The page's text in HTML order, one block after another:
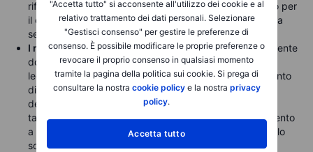
"Accetta tutto" si acconsente all'utilizzo dei cookie e al
relativo trattamento dei dati personali. Selezionare
"Gestisci consenso" per gestire le preferenze di
consenso. È possibile modificare le proprie preferenze o
revocare il proprio consenso in qualsiasi momento
tramite la pagina della politica sui cookie. Si prega di
consultare la nostra cookie policye la nostra privacy
policy.
Accetta tutto
riferimento non ha ancora raggiunto un nuovo massimo per
il ciclo, ma ha quasi toccato il livello più alto della scorsa
settimana sopra il 3,52% nella sessione di mercoledì.
I rendimenti dei titoli di Stato USA sono scesi leggermente
dopo la pubblicazione di un dato CPI core USA
leggermente più morbido per dicembre, con il rendimento
di riferimento a 2 anni che si è allentato dai massimi
dell'anno al 3,55% e ha trattato verso il 3,52% entro la
tarda serata di martedì, mentre il rendimento di riferimento
a 10 anni si è anche allontanato dal più elevato intervallo
sopra 4,20%, trattando a 4,165%.